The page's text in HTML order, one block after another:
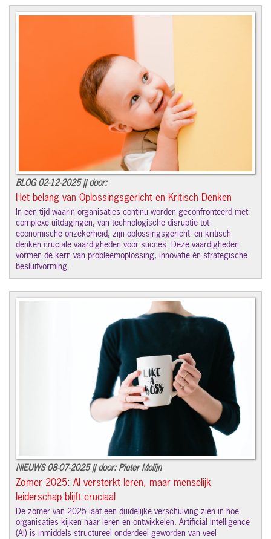
BLOG 02-12-2025 || door:
Het belang van Oplossingsgericht en Kritisch Denken
In een tijd waarin organisaties continu worden geconfronteerd met
complexe uitdagingen, van technologische disruptie tot
economische onzekerheid, zijn oplossingsgericht- en kritisch
denken cruciale vaardigheden voor succes. Deze vaardigheden
vormen de kern van probleemoplossing, innovatie én strategische
besluitvorming.
NIEUWS 08-07-2025 || door: Pieter Molijn
Zomer 2025: AI versterkt leren, maar menselijk
leiderschap blijft cruciaal
De zomer van 2025 laat een duidelijke verschuiving zien in hoe
organisaties kijken naar leren en ontwikkelen. Artificial Intelligence
(AI) is inmiddels structureel onderdeel geworden van veel